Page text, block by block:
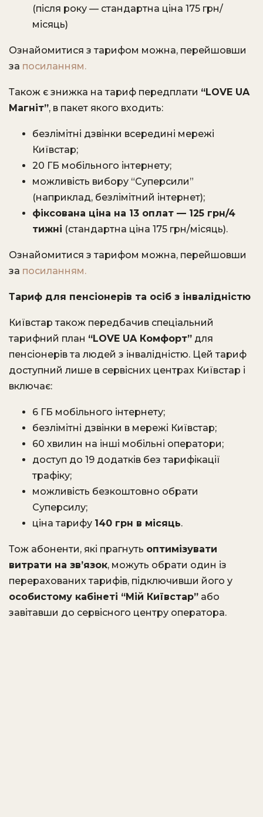
(після року — стандартна ціна 175 грн/
місяць)
Ознайомитися з тарифом можна, перейшовши
за посиланням.
Також є знижка на тариф передплати “LOVE UA
Магніт”, в пакет якого входить:
безлімітні дзвінки всередині мережі
Київстар;
20 ГБ мобільного інтернету;
можливість вибору “Суперсили”
(наприклад, безлімітний інтернет);
фіксована ціна на 13 оплат — 125 грн/4
тижні (стандартна ціна 175 грн/місяць).
Ознайомитися з тарифом можна, перейшовши
за посиланням.
Тариф для пенсіонерів та осіб з інвалідністю
Київстар також передбачив спеціальний
тарифний план “LOVE UA Комфорт” для
пенсіонерів та людей з інвалідністю. Цей тариф
доступний лише в сервісних центрах Київстар і
включає:
6 ГБ мобільного інтернету;
безлімітні дзвінки в мережі Київстар;
60 хвилин на інші мобільні оператори;
доступ до 19 додатків без тарифікації
трафіку;
можливість безкоштовно обрати
Суперсилу;
ціна тарифу 140 грн в місяць.
Тож абоненти, які прагнуть оптимізувати
витрати на зв’язок, можуть обрати один із
перерахованих тарифів, підключивши його у
особистому кабінеті “Мій Київстар” або
завітавши до сервісного центру оператора.